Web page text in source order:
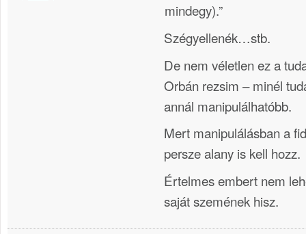
mindegy).”
Szégyellenék…stb.
De nem véletlen ez a
Orbán rezsim – minél
annál manipulálhatóbb.
Mert manipulálásban a
persze alany is kell hozz.
Értelmes embert nem
saját szemének hisz.